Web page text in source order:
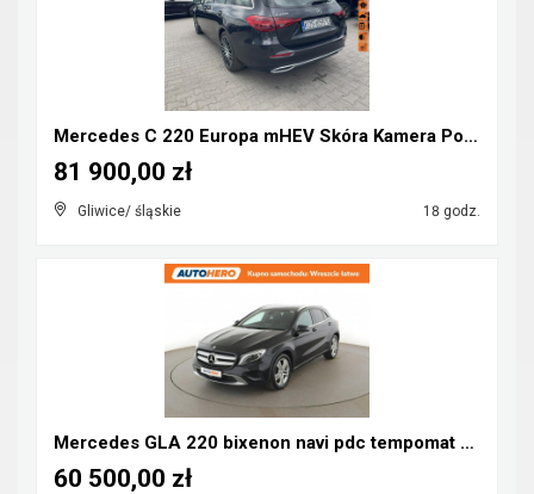
Mercedes C 220 Europa mHEV Skóra Kamera Podgrzewan...
Gliwice/ śląskie 18 godz.
81 900,00 zł
Mercedes GLA 220 bixenon navi pdc tempomat grzane ...
60 500,00 zł